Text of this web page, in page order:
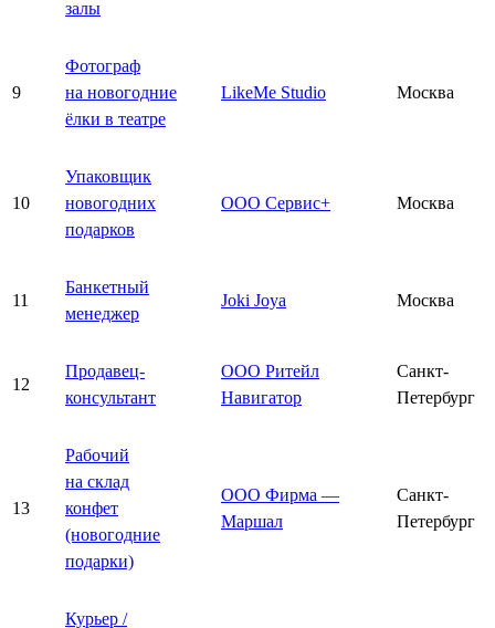
залы
9
Фотограф
на новогодние
ёлки в театре
LikeMe Studio Москва
10
Упаковщик
новогодних
подарков
ООО Сервис+ Москва
11
Банкетный
менеджер
Joki Joya Москва
12
Продавец-
консультант
ООО Ритейл
Навигатор
Санкт-
Петербург
13
Рабочий
на склад
конфет
(новогодние
подарки)
ООО Фирма —
Маршал
Санкт-
Петербург
Курьер /